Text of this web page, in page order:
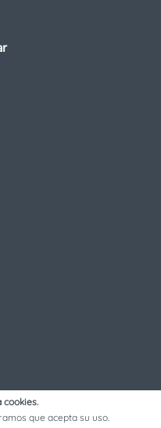
cookies.
que acepta su uso.